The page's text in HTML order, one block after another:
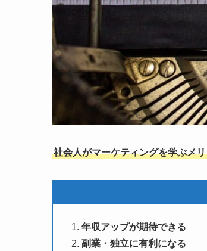
社会人がマーケティングを学ぶメ
年収アップが期待できる
副業・独立に有利になる